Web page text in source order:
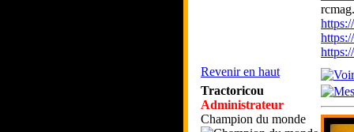
Revenir en haut
Tractoricou
Administrateur
Champion du monde